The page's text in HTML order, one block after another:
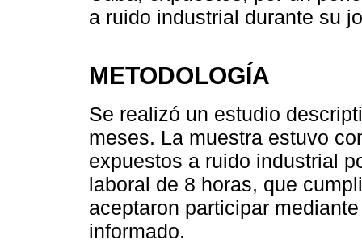
a ruido industrial durante su
METODOLOGÍA
Se realizó un estudio
meses. La muestra estuvo
expuestos a ruido industrial
laboral de 8 horas, que
aceptaron participar
informado.